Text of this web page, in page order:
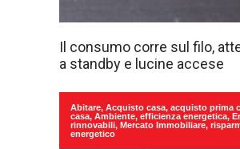
Il consumo corre sul filo,
a standby e lucine accese
Abitare, Acquisto casa, acquisto prima
casa, Ambiente, efficienza energetica,
rinnovabili, Mercato Immobiliare,
energetico